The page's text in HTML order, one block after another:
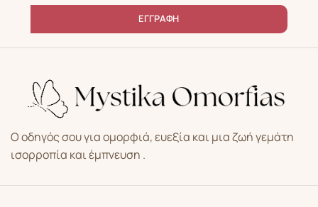
ΕΓΓΡΑΦΗ
Ο οδηγός σου για ομορφιά, ευεξία και μια ζωή γεμάτη
ισορροπία και έμπνευση .